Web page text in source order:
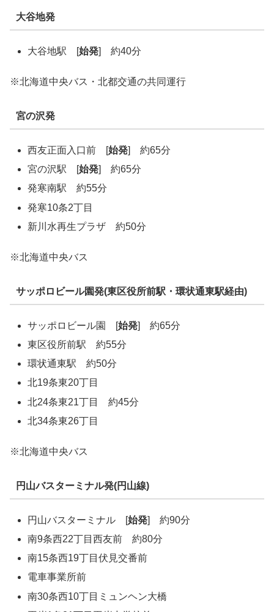
大谷地発
大谷地駅 [始発] 約40分
※北海道中央バス・北都交通の共同運行
宮の沢発
西友正面入口前 [始発] 約65分
宮の沢駅 [始発] 約65分
発寒南駅 約55分
発寒10条2丁目
新川水再生プラザ 約50分
※北海道中央バス
サッポロビール園発(東区役所前駅・環状通東駅経由)
サッポロビール園 [始発] 約65分
東区役所前駅 約55分
環状通東駅 約50分
北19条東20丁目
北24条東21丁目 約45分
北34条東26丁目
※北海道中央バス
円山バスターミナル発(円山線)
円山バスターミナル [始発] 約90分
南9条西22丁目西友前 約80分
南15条西19丁目伏見交番前
電車事業所前
南30条西10丁目ミュンヘン大橋